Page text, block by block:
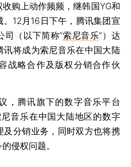
收购上动作频频，继韩国YG和
12月16日下午，腾讯集团宣
司（以下简称“索尼音乐”）达
讯将成为索尼音乐在中国大陆
战略合作及版权分销合作伙
腾讯旗下的数字音乐平台
尼音乐在中国大陆地区的数字
及分销业务，同时双方也将携
侵权问题。